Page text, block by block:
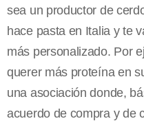
sea un productor de
hace pasta en Italia y te
más personalizado. Por
querer más proteína en
una asociación donde,
acuerdo de compra y de